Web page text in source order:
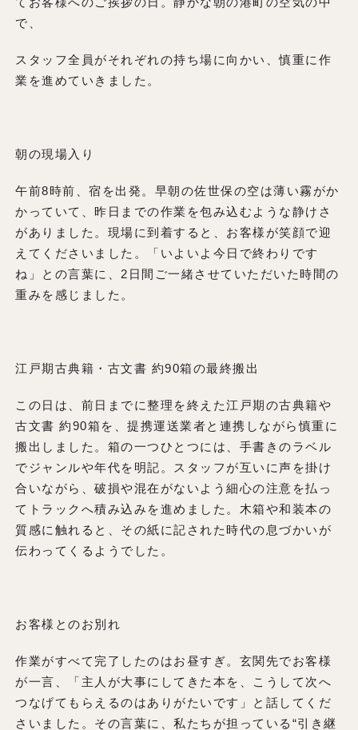
で、
スタッフ全員がそれぞれの持ち場に向かい、慎重に作
業を進めていきました。
朝の現場入り
午前8時前、宿を出発。早朝の佐世保の空は薄い霧がか
かっていて、昨日までの作業を包み込むような静けさ
がありました。現場に到着すると、お客様が笑顔で迎
えてくださいました。「いよいよ今日で終わりです
ね」との言葉に、2日間ご一緒させていただいた時間の
重みを感じました。
江戸期古典籍・古文書 約90箱の最終搬出
この日は、前日までに整理を終えた江戸期の古典籍や
古文書 約90箱を、提携運送業者と連携しながら慎重に
搬出しました。箱の一つひとつには、手書きのラベル
でジャンルや年代を明記。スタッフが互いに声を掛け
合いながら、破損や混在がないよう細心の注意を払っ
てトラックへ積み込みを進めました。木箱や和装本の
質感に触れると、その紙に記された時代の息づかいが
伝わってくるようでした。
お客様とのお別れ
作業がすべて完了したのはお昼すぎ。玄関先でお客様
が一言、「主人が大事にしてきた本を、こうして次へ
つなげてもらえるのはありがたいです」と話してくだ
さいました。その言葉に、私たちが担っている“引き継